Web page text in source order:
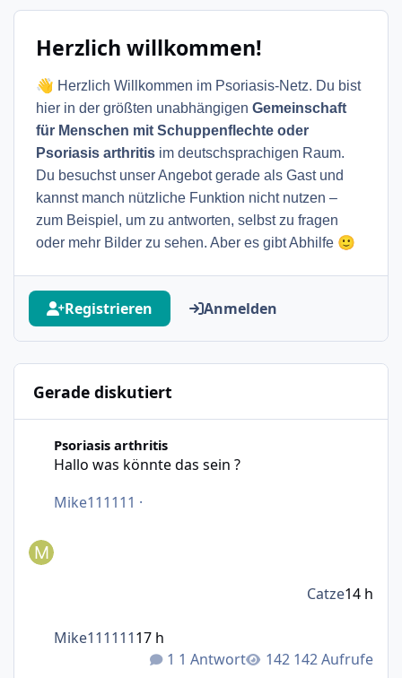
Herzlich willkommen!
👋 Herzlich Willkommen im Psoriasis-Netz. Du bist
hier in der größten unabhängigen Gemeinschaft
für Menschen mit Schuppenflechte oder
Psoriasis arthritis im deutschsprachigen Raum.
Du besuchst unser Angebot gerade als Gast und
kannst manch nützliche Funktion nicht nutzen –
zum Beispiel, um zu antworten, selbst zu fragen
oder mehr Bilder zu sehen. Aber es gibt Abhilfe 🙂
Registrieren Anmelden
Gerade diskutiert
Psoriasis arthritis
Hallo was könnte das sein ?
Mike111111 ·
1 Antwort 142 Aufrufe
Mike11111117 h
Catze14 h